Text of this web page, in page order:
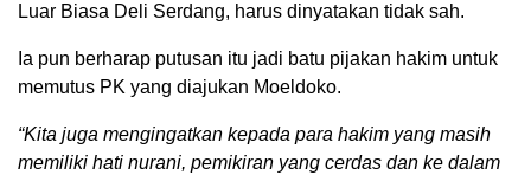
Luar Biasa Deli Serdang, harus dinyatakan tidak sah.
Ia pun berharap putusan itu jadi batu pijakan hakim untuk
memutus PK yang diajukan Moeldoko.
“Kita juga mengingatkan kepada para hakim yang masih
memiliki hati nurani, pemikiran yang cerdas dan ke dalam